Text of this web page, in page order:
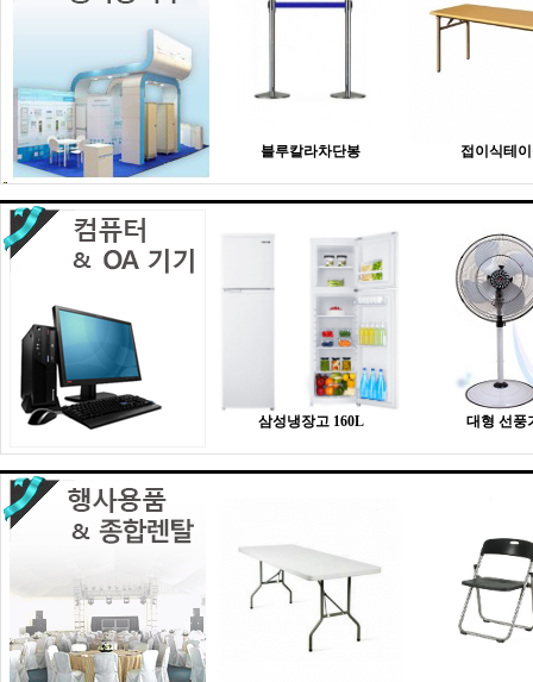
블루칼라차단봉 접이식테
삼성냉장고 160L 대형 선풍